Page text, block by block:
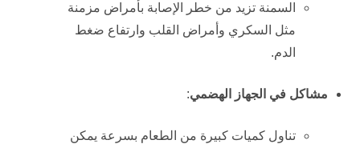
السمنة تزيد من خطر الإصابة بأمراض مزمنة
مثل السكري وأمراض القلب وارتفاع ضغط
الدم.
مشاكل في الجهاز الهضمي:
تناول كميات كبيرة من الطعام بسرعة يمكن